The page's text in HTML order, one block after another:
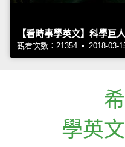
【看時事學英文】科學巨
觀看次數：21354 • 2018-03-
學英